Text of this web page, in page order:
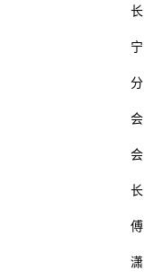
长
宁
分
会
会
长
傅
潇